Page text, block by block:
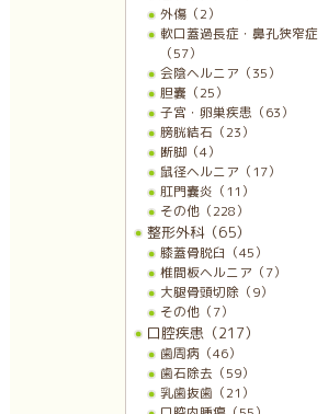
外傷（2）
軟口蓋過長症・鼻孔狭窄症
（57）
会陰ヘルニア（35）
胆嚢（25）
子宮・卵巣疾患（63）
膀胱結石（23）
断脚（4）
鼠径ヘルニア（17）
肛門嚢炎（11）
その他（228）
整形外科（65）
膝蓋骨脱臼（45）
椎間板ヘルニア（7）
大腿骨頭切除（9）
その他（7）
口腔疾患（217）
歯周病（46）
歯石除去（59）
乳歯抜歯（21）